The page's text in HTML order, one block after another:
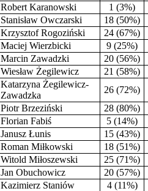
Robert Karanowski
1 (3%)
Stanisław Owczarski
18 (50%)
Krzysztof Rogoziński
24 (67%)
Maciej Wierzbicki
9 (25%)
Marcin Zawadzki
20 (56%)
Wiesław Żegilewicz
21 (58%)
Katarzyna Żegilewicz-
Zawadzka
26 (72%)
Piotr Brzeziński
28 (80%)
Florian Fabiś
5 (14%)
Janusz Łunis
15 (43%)
Roman Miłkowski
18 (51%)
Witold Miłoszewski
25 (71%)
Jan Obuchowicz
20 (57%)
Kazimierz Staniów
4 (11%)